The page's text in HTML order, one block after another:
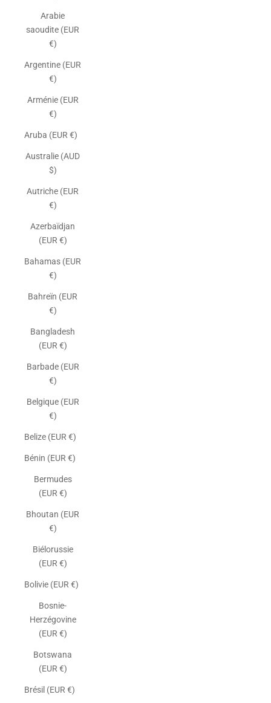
Arabie
saoudite (EUR
€)
Argentine (EUR
€)
Arménie (EUR
€)
Aruba (EUR €)
Australie (AUD
$)
Autriche (EUR
€)
Azerbaïdjan
(EUR €)
Bahamas (EUR
€)
Bahreïn (EUR
€)
Bangladesh
(EUR €)
Barbade (EUR
€)
Belgique (EUR
€)
Belize (EUR €)
Bénin (EUR €)
Bermudes
(EUR €)
Bhoutan (EUR
€)
Biélorussie
(EUR €)
Bolivie (EUR €)
Bosnie-
Herzégovine
(EUR €)
Botswana
(EUR €)
Brésil (EUR €)